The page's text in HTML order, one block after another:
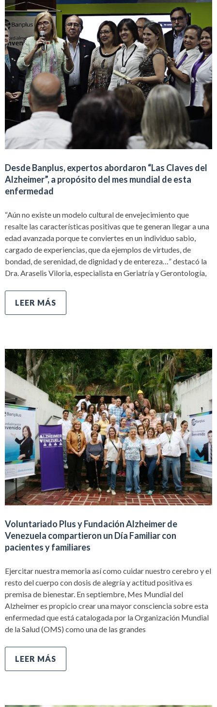
Desde Banplus, expertos abordaron “Las Claves del
Alzheimer”, a propósito del mes mundial de esta
enfermedad
“Aún no existe un modelo cultural de envejecimiento que
resalte las características positivas que te generan llegar a una
edad avanzada porque te conviertes en un individuo sabio,
cargado de experiencias, que da ejemplos de virtudes, de
bondad, de serenidad, de dignidad y de entereza…” destacó la
Dra. Araselis Viloria, especialista en Geriatría y Gerontología,
LEER MÁS
Voluntariado Plus y Fundación Alzheimer de
Venezuela compartieron un Día Familiar con
pacientes y familiares
Ejercitar nuestra memoria así como cuidar nuestro cerebro y el
resto del cuerpo con dosis de alegría y actitud positiva es
premisa de bienestar. En septiembre, Mes Mundial del
Alzheimer es propicio crear una mayor consciencia sobre esta
enfermedad que está catalogada por la Organización Mundial
de la Salud (OMS) como una de las grandes
LEER MÁS